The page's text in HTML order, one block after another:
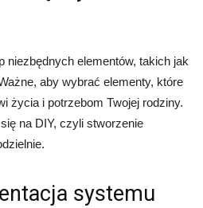
niezbędnych elementów, takich jak
aby wybrać elementy, które
życia i potrzebom Twojej rodziny.
na DIY, czyli stworzenie
systemu